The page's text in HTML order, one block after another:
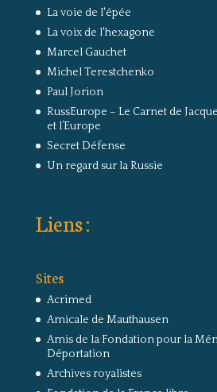
La voie de l'épée
La voix de l'hexagone
Marcel Gauchet
Michel Terestchenko
Paul Jorion
RussEurope – Le Carnet de
et l’Europe
Secret Défense
Un regard sur la Russie
Liens :
Sites
Acrimed
Amicale de Mauthausen
Amis de la Fondation pour la
Déportation
Archives royalistes